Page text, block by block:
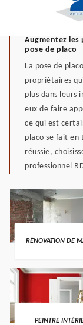
Augmentez
pose de placo
La pose de
propriétaires
plus dans leurs
eux de faire
ce qui est
placo se fait en
réussie,
professionnel
RÉNOVATION DE
PEINTRE